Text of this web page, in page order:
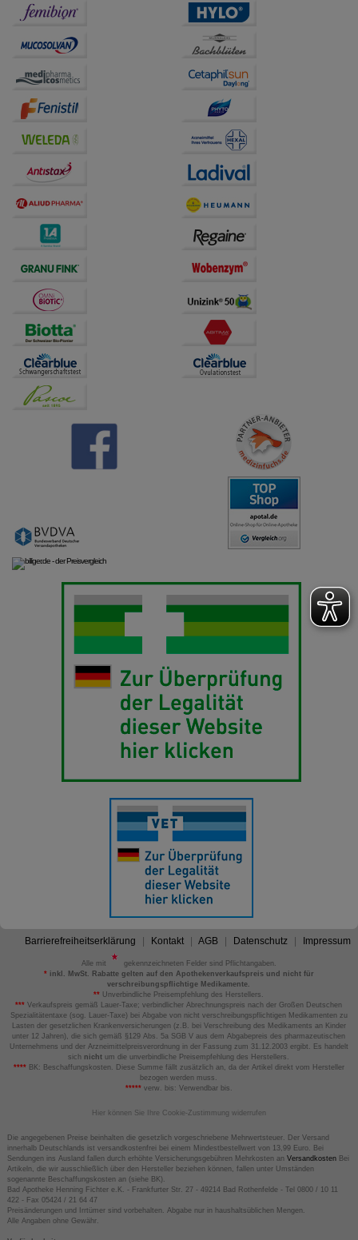
Barrierefreiheitserklärung Kontakt AGB Datenschutz Impressum
Alle mit
gekennzeichneten Felder sind Pflichtangaben.
*inkl. MwSt. Rabatte gelten auf den Apothekenverkaufspreis und nicht für
verschreibungspflichtige Medikamente.
** Unverbindliche Preisempfehlung des Herstellers.
*** Verkaufspreis gemäß Lauer-Taxe; verbindlicher Abrechnungspreis nach der Großen Deutschen
Spezialitätentaxe (sog. Lauer-Taxe) bei Abgabe von nicht verschreibungspflichtigen Medikamenten zu
Lasten der gesetzlichen Krankenversicherungen (z.B. bei Verschreibung des Medikaments an Kinder
unter 12 Jahren), die sich gemäß §129 Abs. 5a SGB V aus dem Abgabepreis des pharmazeutischen
Unternehmens und der Arzneimittelpreisverordnung in der Fassung zum 31.12.2003 ergibt. Es handelt
sich nicht um die unverbindliche Preisempfehlung des Herstellers.
****BK: Beschaffungskosten. Diese Summe fällt zusätzlich an, da der Artikel direkt vom Hersteller
bezogen werden muss.
*****verw. bis: Verwendbar bis.
Hier können Sie Ihre Cookie-Zustimmung widerrufen
Die angegebenen Preise beinhalten die gesetzlich vorgeschriebene Mehrwertsteuer. Der Versand
innerhalb Deutschlands ist versandkostenfrei bei einem Mindestbestellwert von 13,99 Euro. Bei
Sendungen ins Ausland fallen durch erhöhte Versicherungsgebühren Mehrkosten an VersandkostenBei
Artikeln, die wir ausschließlich über den Hersteller beziehen können, fallen unter Umständen
sogenannte Beschaffungskosten an (siehe BK).
Bad Apotheke Henning Fichter e.K. - Frankfurter Str. 27 - 49214 Bad Rothenfelde - Tel 0800 / 10 11
422 - Fax 05424 / 21 64 47
Preisänderungen und Irrtümer sind vorbehalten. Abgabe nur in haushaltsüblichen Mengen.
Alle Angaben ohne Gewähr.